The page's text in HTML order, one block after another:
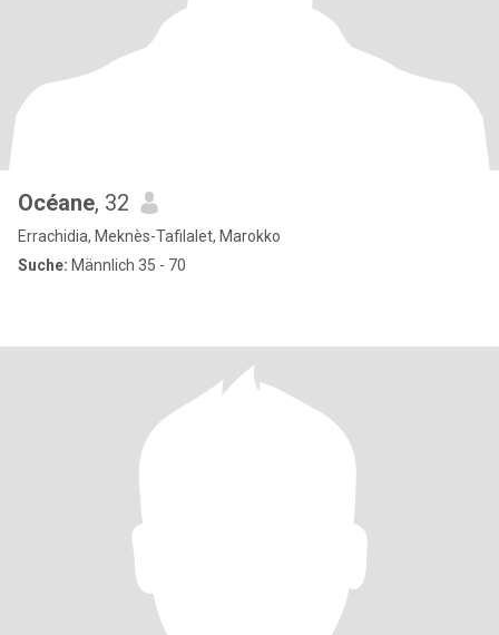
Océane, 32
Errachidia, Meknès-Tafilalet, Marokko
Suche: Männlich 35 - 70